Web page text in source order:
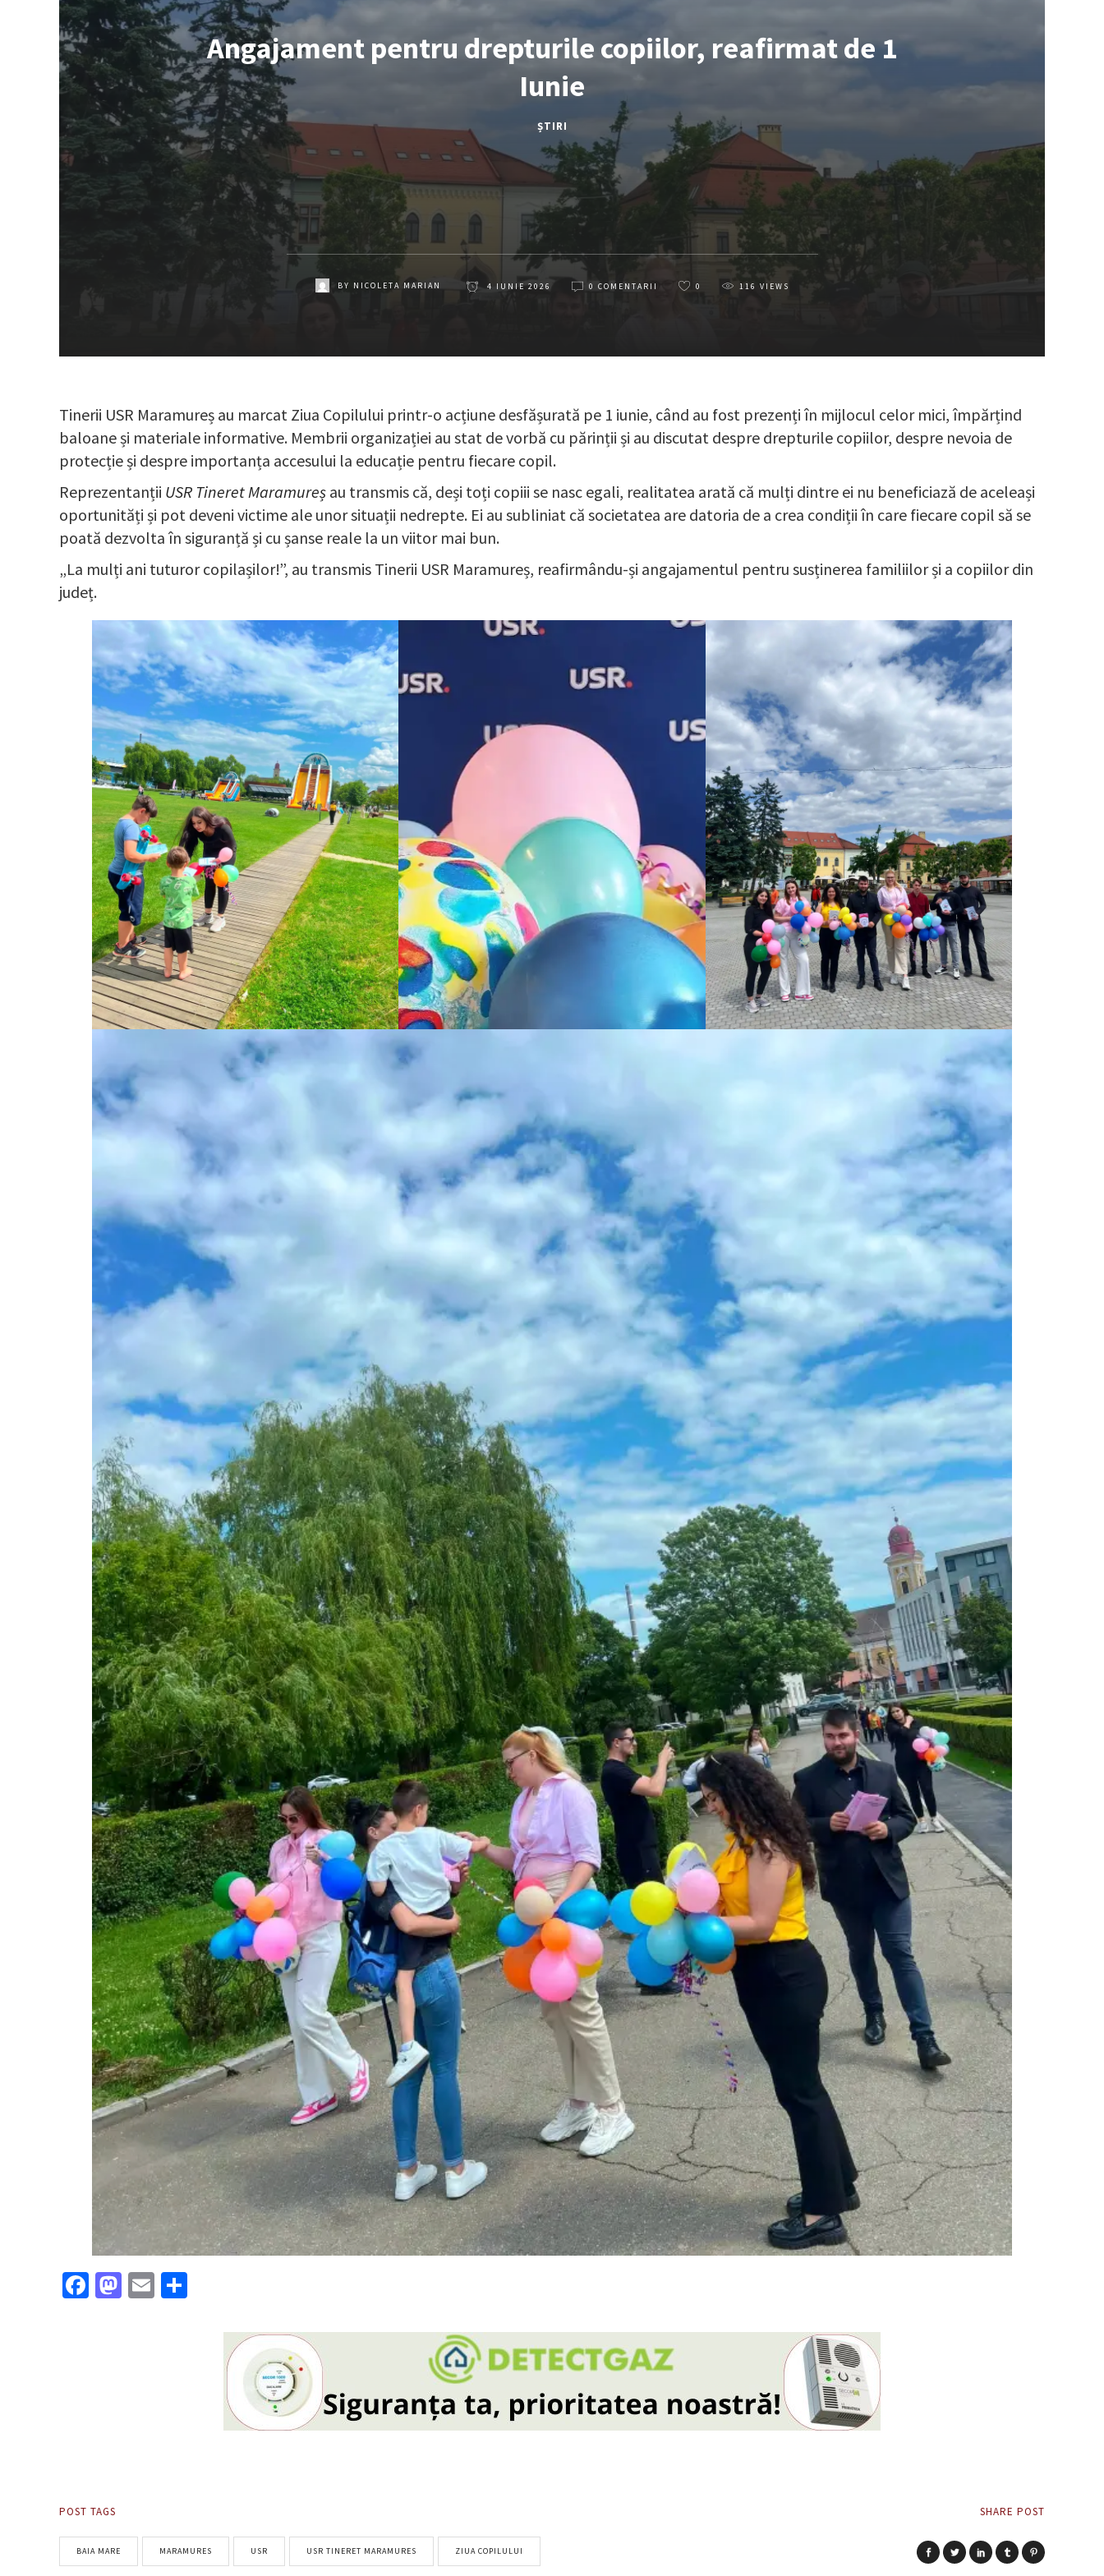
Angajament pentru drepturile copiilor, reafirmat de 1
Iunie
ȘTIRI
BY NICOLETA MARIAN 4 IUNIE 2026 0 COMENTARII 0 116 VIEWS
Tinerii USR Maramureș au marcat Ziua Copilului printr-o acțiune desfășurată pe 1 iunie, când au fost prezenți în mijlocul celor mici, împărțind
baloane și materiale informative. Membrii organizației au stat de vorbă cu părinții și au discutat despre drepturile copiilor, despre nevoia de
protecție și despre importanța accesului la educație pentru fiecare copil.
Reprezentanții USR Tineret Maramureș au transmis că, deși toți copiii se nasc egali, realitatea arată că mulți dintre ei nu beneficiază de aceleași
oportunități și pot deveni victime ale unor situații nedrepte. Ei au subliniat că societatea are datoria de a crea condiții în care fiecare copil să se
poată dezvolta în siguranță și cu șanse reale la un viitor mai bun.
„La mulți ani tuturor copilașilor!”, au transmis Tinerii USR Maramureș, reafirmându-și angajamentul pentru susținerea familiilor și a copiilor din
județ.
Facebook
Mastodon
Email
POST TAGS
BAIA MARE MARAMURES USR USR TINERET MARAMURES ZIUA COPILULUI
SHARE POST